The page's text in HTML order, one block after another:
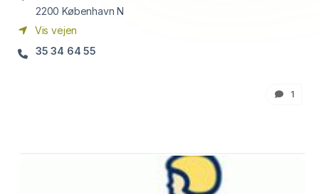
2200 København N
Vis vejen
35 34 64 55
1